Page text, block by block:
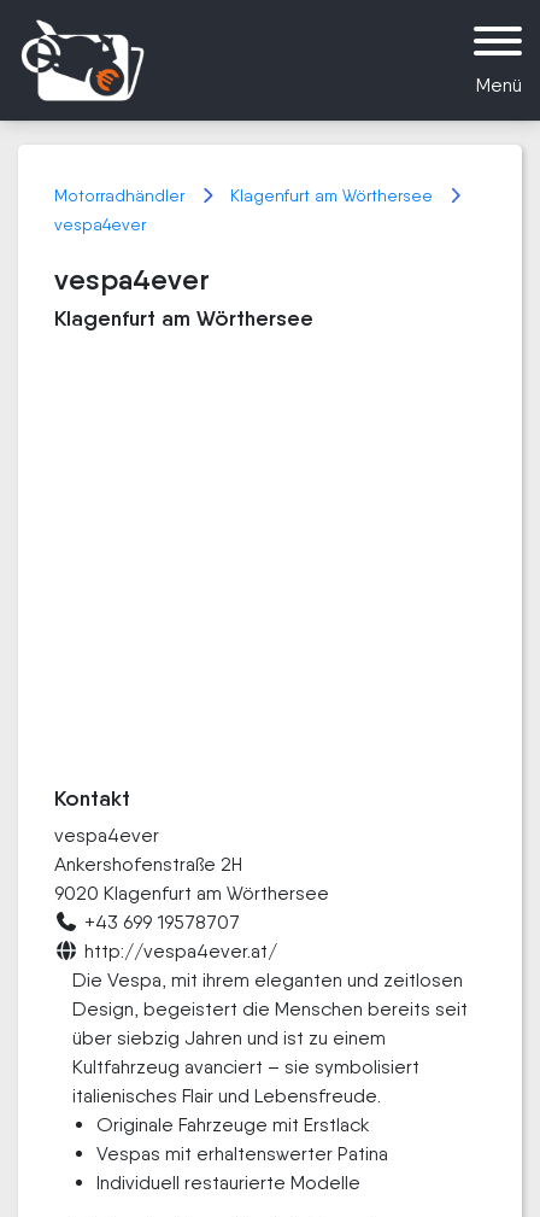
Menü
Motorradhändler
Klagenfurt am Wörthersee
vespa4ever
vespa4ever
Klagenfurt am Wörthersee
Kontakt
vespa4ever
Ankershofenstraße 2H
9020 Klagenfurt am Wörthersee
+43 699 19578707
http://vespa4ever.at/
Die Vespa, mit ihrem eleganten und zeitlosen
Design, begeistert die Menschen bereits seit
über siebzig Jahren und ist zu einem
Kultfahrzeug avanciert – sie symbolisiert
italienisches Flair und Lebensfreude.
Originale Fahrzeuge mit Erstlack
Vespas mit erhaltenswerter Patina
Individuell restaurierte Modelle